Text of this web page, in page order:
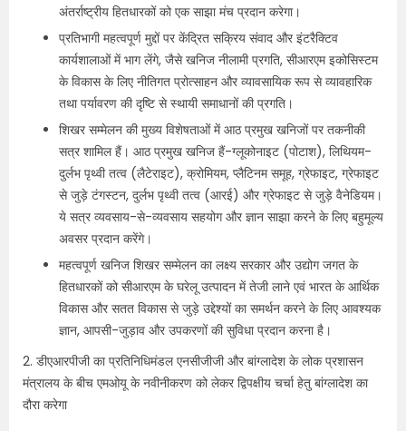
अंतर्राष्ट्रीय हितधारकों को एक साझा मंच प्रदान करेगा।
प्रतिभागी महत्वपूर्ण मुद्दों पर केंद्रित सक्रिय संवाद और इंटरैक्टिव
कार्यशालाओं में भाग लेंगे, जैसे खनिज नीलामी प्रगति, सीआरएम इकोसिस्टम
के विकास के लिए नीतिगत प्रोत्साहन और व्यावसायिक रूप से व्यावहारिक
तथा पर्यावरण की दृष्टि से स्थायी समाधानों की प्रगति।
शिखर सम्मेलन की मुख्य विशेषताओं में आठ प्रमुख खनिजों पर तकनीकी
सत्र शामिल हैं। आठ प्रमुख खनिज हैं-ग्लूकोनाइट (पोटाश), लिथियम-
दुर्लभ पृथ्वी तत्व (लैटेराइट), क्रोमियम, प्लैटिनम समूह, ग्रेफाइट, ग्रेफाइट
से जुड़े टंगस्टन, दुर्लभ पृथ्वी तत्व (आरई) और ग्रेफाइट से जुड़े वैनेडियम।
ये सत्र व्यवसाय-से-व्यवसाय सहयोग और ज्ञान साझा करने के लिए बहुमूल्य
अवसर प्रदान करेंगे।
महत्वपूर्ण खनिज शिखर सम्मेलन का लक्ष्य सरकार और उद्योग जगत के
हितधारकों को सीआरएम के घरेलू उत्पादन में तेजी लाने एवं भारत के आर्थिक
विकास और सतत विकास से जुड़े उद्देश्यों का समर्थन करने के लिए आवश्यक
ज्ञान, आपसी-जुड़ाव और उपकरणों की सुविधा प्रदान करना है।
2. डीएआरपीजी का प्रतिनिधिमंडल एनसीजीजी और बांग्लादेश के लोक प्रशासन
मंत्रालय के बीच एमओयू के नवीनीकरण को लेकर द्विपक्षीय चर्चा हेतु बांग्लादेश का
दौरा करेगा